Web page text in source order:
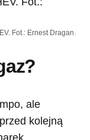
Fot.: Ernest Dragan.
ale
kolejną